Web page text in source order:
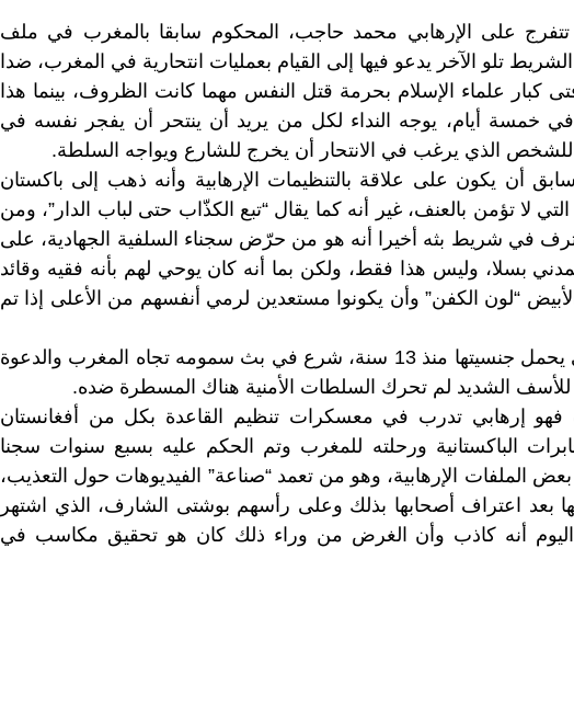
تتفرج على الإرهابي محمد حاجب، المحكوم سابقا بالمغرب في ملف
تلو الآخر يدعو فيها إلى القيام بعمليات انتحارية في المغرب، ضدا
كبار علماء الإسلام بحرمة قتل النفس مهما كانت الظروف، بينما هذا
في خمسة أيام، يوجه النداء لكل من يريد أن ينتحر أن يفجر نفسه في
للشخص الذي يرغب في الانتحار أن يخرج للشارع ويواجه السلطة.
أن يكون على علاقة بالتنظيمات الإرهابية وأنه ذهب إلى باكستان
لا تؤمن بالعنف، غير أنه كما يقال “تبع الكذّاب حتى لباب الدار”، ومن
في شريط بثه أخيرا أنه هو من حرّض سجناء السلفية الجهادية، على
بسلا، وليس هذا فقط، ولكن بما أنه كان يوحي لهم بأنه فقيه وقائد
الأبيض “لون الكفن” وأن يكونوا مستعدين لرمي أنفسهم من الأعلى إذا تم
وبعد أن غادر إلى ألمانيا، التي يحمل جنسيتها منذ 13 سنة، شرع في بث سمومه تجاه المغرب والدعوة
للأسف الشديد لم تحرك السلطات الأمنية هناك المسطرة ضده.
إرهابي تدرب في معسكرات تنظيم القاعدة بكل من أفغانستان
الباكستانية ورحلته للمغرب وتم الحكم عليه بسبع سنوات سجنا
الملفات الإرهابية، وهو من تعمد “صناعة” الفيديوهات حول التعذيب،
بعد اعتراف أصحابها بذلك وعلى رأسهم بوشتى الشارف، الذي اشتهر
اليوم أنه كاذب وأن الغرض من وراء ذلك كان هو تحقيق مكاسب في